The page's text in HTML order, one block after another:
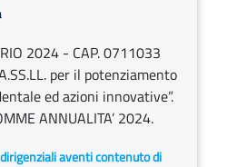
2024 - CAP. 0711033
per il potenziamento
ed azioni innovative”.
ANNUALITA’ 2024.
aventi contenuto di